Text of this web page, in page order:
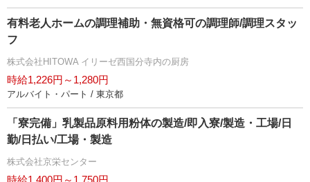
有料老人ホームの調理補助・無資格可の調理師/調理スタッ
フ
株式会社HITOWA イリーゼ西国分寺内の厨房
時給1,226円～1,280円
アルバイト・パート / 東京都
「寮完備」乳製品原料用粉体の製造/即入寮/製造・工場/日
勤/日払い/工場・製造
株式会社京栄センター
時給1,400円～1,750円